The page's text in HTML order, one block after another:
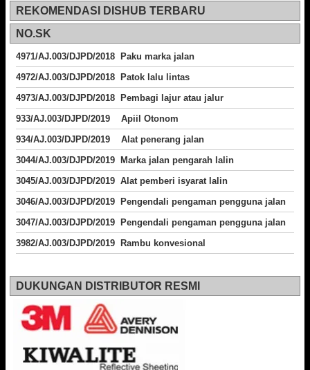
REKOMENDASI DISHUB TERBARU
NO.SK
4971/AJ.003/DJPD/2018 Paku marka jalan
4972/AJ.003/DJPD/2018 Patok lalu lintas
4973/AJ.003/DJPD/2018
Pembagi lajur atau jalur
933/AJ.003/DJPD/2019 Apiil Otonom
934/AJ.003/DJPD/2019 Alat penerang jalan
3044/AJ.003/DJPD/2019 Marka jalan pengarah lalin
3045/AJ.003/DJPD/2019 Alat pemberi isyarat lalin
3046/AJ.003/DJPD/2019 Pengendali pengaman pengguna jalan
3047/AJ.003/DJPD/2019 Pengendali pengaman pengguna jalan
3982/AJ.003/DJPD/2019 Rambu konvesional
DUKUNGAN DISTRIBUTOR RESMI